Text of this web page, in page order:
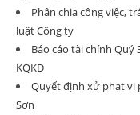
Phân chia công việc,
luật Công ty
Báo cáo tài chính Quý
KQKD
Quyết định xử phạt vi
Sơn